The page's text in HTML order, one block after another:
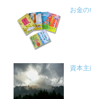
お金の
資本